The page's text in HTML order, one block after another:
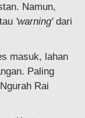
Namun,
'warning' dari
masuk, lahan
Paling
Rai